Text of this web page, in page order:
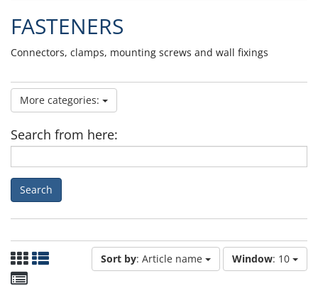
FASTENERS
Connectors, clamps, mounting screws and wall fixings
More categories:
Search from here:
Search
Sort by: Article name Window: 10